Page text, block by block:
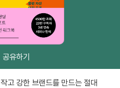
공유하기
작고 강한 브랜드를 만드는 절대